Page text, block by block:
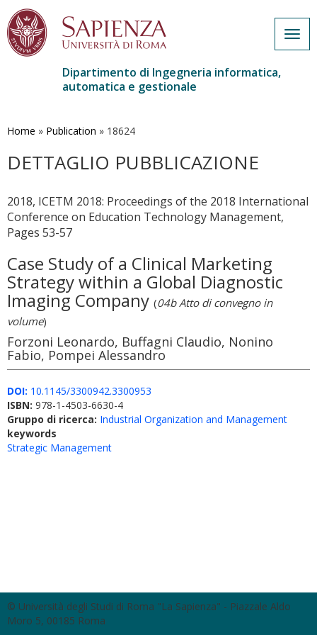
contenuto
Dipartimento di Ingegneria informatica,
automatica e gestionale
Home » Publication » 18624
DETTAGLIO PUBBLICAZIONE
2018, ICETM 2018: Proceedings of the 2018 International
Conference on Education Technology Management,
Pages 53-57
Case Study of a Clinical Marketing
Strategy within a Global Diagnostic
Imaging Company (04b Atto di convegno in
volume)
Forzoni Leonardo, Buffagni Claudio, Nonino
Fabio, Pompei Alessandro
DOI: 10.1145/3300942.3300953
ISBN: 978-1-4503-6630-4
Gruppo di ricerca: Industrial Organization and Management
keywords
Strategic Management
© Università degli Studi di Roma "La Sapienza" - Piazzale Aldo
Moro 5, 00185 Roma